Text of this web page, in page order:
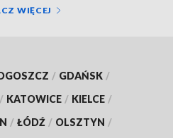
WIĘCEJ
/ GDAŃSK /
/ KATOWICE / KIELCE /
/ ŁÓDŹ / OLSZTYN /